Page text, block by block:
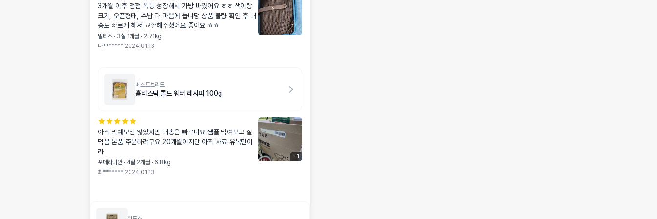
3개월 이후 점점 폭풍 성장해서 가방 바꿨어요 ㅎㅎ 색이랑
크기, 오픈형태, 수납 다 마음에 듭니당 상품 불량 확인 후 배
송도 빠르게 해서 교환해주셨어요 좋아요 ㅎㅎ
말티즈 · 3살 1개월 · 2.71kg
나******* 2024.01.13
베스트브리드
홀리스틱 콜드 워터 레시피 100g
아직 먹예보진 않았지만 배송은 빠르네요 쌤플 먹여보고 잘
먹음 본품 주문하려구요 20개월이지만 아직 사료 유목민이
라
포메라니안 · 4살 2개월 · 6.8kg
최******* 2024.01.13
+1